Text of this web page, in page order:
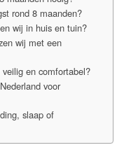
rond 8 maanden?
wij in huis en tuin?
wij met een
en comfortabel?
voor
slaap of